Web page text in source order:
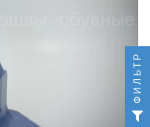
ФИЛЬТР